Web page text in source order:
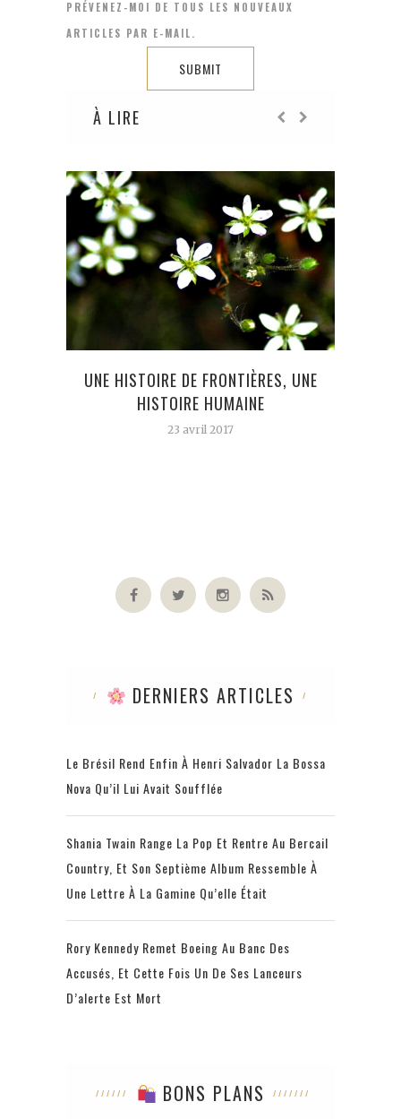
PRÉVENEZ-MOI DE TOUS LES NOUVEAUX
ARTICLES PAR E-MAIL.
À LIRE
UNE HISTOIRE DE FRONTIÈRES, UNE
HISTOIRE HUMAINE
23 avril 2017
DERNIERS ARTICLES
Le Brésil Rend Enfin À Henri Salvador La Bossa
Nova Qu’il Lui Avait Soufflée
Shania Twain Range La Pop Et Rentre Au Bercail
Country, Et Son Septième Album Ressemble À
Une Lettre À La Gamine Qu’elle Était
Rory Kennedy Remet Boeing Au Banc Des
Accusés, Et Cette Fois Un De Ses Lanceurs
D’alerte Est Mort
BONS PLANS